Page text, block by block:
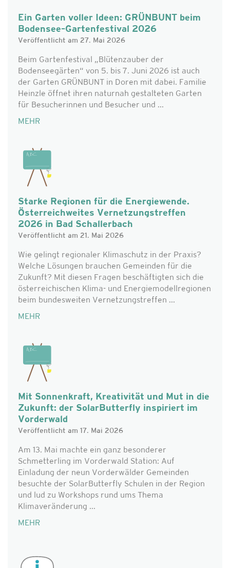
Ein Garten voller Ideen: GRÜNBUNT beim
Bodensee–Gartenfestival 2026
Veröffentlicht am 27. Mai 2026
Beim Gartenfestival „Blütenzauber der
Bodenseegärten“ von 5. bis 7. Juni 2026 ist auch
der Garten GRÜNBUNT in Doren mit dabei. Familie
Heinzle öffnet ihren naturnah gestalteten Garten
für Besucherinnen und Besucher und ...
MEHR
Starke Regionen für die Energiewende.
Österreichweites Vernetzungstreffen
2026 in Bad Schallerbach
Veröffentlicht am 21. Mai 2026
Wie gelingt regionaler Klimaschutz in der Praxis?
Welche Lösungen brauchen Gemeinden für die
Zukunft? Mit diesen Fragen beschäftigten sich die
österreichischen Klima- und Energiemodellregionen
beim bundesweiten Vernetzungstreffen ...
MEHR
Mit Sonnenkraft, Kreativität und Mut in die
Zukunft: der SolarButterfly inspiriert im
Vorderwald
Veröffentlicht am 17. Mai 2026
Am 13. Mai machte ein ganz besonderer
Schmetterling im Vorderwald Station: Auf
Einladung der neun Vorderwälder Gemeinden
besuchte der SolarButterfly Schulen in der Region
und lud zu Workshops rund ums Thema
Klimaveränderung ...
MEHR